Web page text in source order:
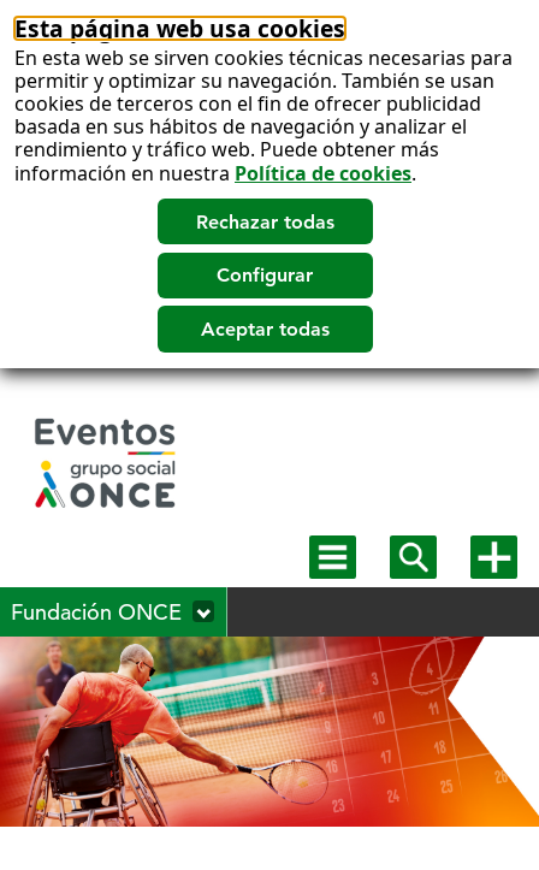
Esta página web usa cookies
En esta web se sirven cookies técnicas necesarias para
permitir y optimizar su navegación. También se usan
cookies de terceros con el fin de ofrecer publicidad
basada en sus hábitos de navegación y analizar el
rendimiento y tráfico web. Puede obtener más
información en nuestra Política de cookies.
Mostrar
menú
Mostrar
buscadormás
Fundación ONCE